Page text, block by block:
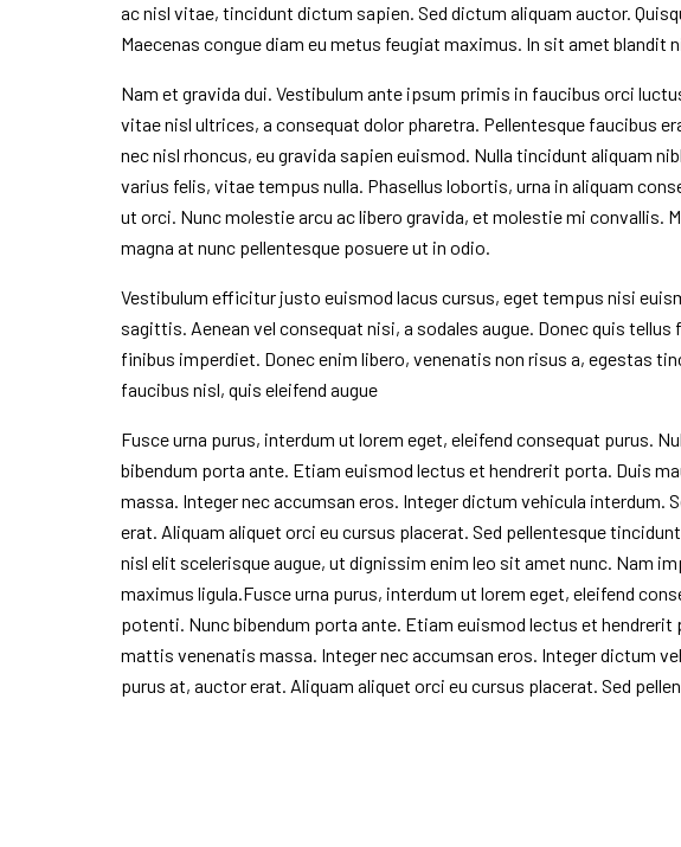
ac nisl vitae, tincidunt dictum sapien. Sed dictum aliquam auctor.
Maecenas congue diam eu metus feugiat maximus. In sit amet blandit
Nam et gravida dui. Vestibulum ante ipsum primis in faucibus orci
vitae nisl ultrices, a consequat dolor pharetra. Pellentesque faucibus
nec nisl rhoncus, eu gravida sapien euismod. Nulla tincidunt aliquam
varius felis, vitae tempus nulla. Phasellus lobortis, urna in aliquam
ut orci. Nunc molestie arcu ac libero gravida, et molestie mi convallis.
magna at nunc pellentesque posuere ut in odio.
Vestibulum efficitur justo euismod lacus cursus, eget tempus nisi
sagittis. Aenean vel consequat nisi, a sodales augue. Donec quis
finibus imperdiet. Donec enim libero, venenatis non risus a, egestas
faucibus nisl, quis eleifend augue
Fusce urna purus, interdum ut lorem eget, eleifend consequat purus.
bibendum porta ante. Etiam euismod lectus et hendrerit porta. Duis
massa. Integer nec accumsan eros. Integer dictum vehicula interdum.
erat. Aliquam aliquet orci eu cursus placerat. Sed pellentesque
nisl elit scelerisque augue, ut dignissim enim leo sit amet nunc. Nam
maximus ligula.Fusce urna purus, interdum ut lorem eget, eleifend
potenti. Nunc bibendum porta ante. Etiam euismod lectus et
mattis venenatis massa. Integer nec accumsan eros. Integer dictum
purus at, auctor erat. Aliquam aliquet orci eu cursus placerat. Sed